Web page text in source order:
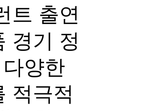
트 출연
경기 정
양한
적극적